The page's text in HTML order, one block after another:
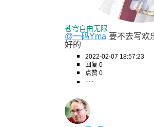
苍穹自由无限
@一码Yma 要不去写欢
好的
2022-02-07 18:57:23
回复 0
点赞 0